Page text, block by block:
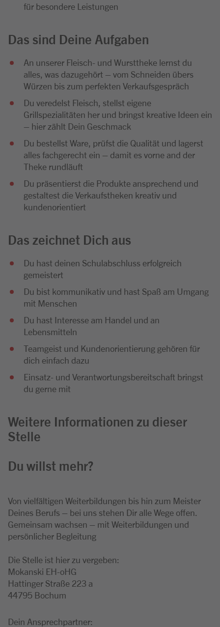
für besondere Leistungen
Das sind Deine Aufgaben
An unserer Fleisch- und Wursttheke lernst du
alles, was dazugehört – vom Schneiden übers
Würzen bis zum perfekten Verkaufsgespräch
Du veredelst Fleisch, stellst eigene
Grillspezialitäten her und bringst kreative Ideen ein
– hier zählt Dein Geschmack
Du bestellst Ware, prüfst die Qualität und lagerst
alles fachgerecht ein – damit es vorne and der
Theke rundläuft
Du präsentierst die Produkte ansprechend und
gestaltest die Verkaufstheken kreativ und
kundenorientiert
Das zeichnet Dich aus
Du hast deinen Schulabschluss erfolgreich
gemeistert
Du bist kommunikativ und hast Spaß am Umgang
mit Menschen
Du hast Interesse am Handel und an
Lebensmitteln
Teamgeist und Kundenorientierung gehören für
dich einfach dazu
Einsatz- und Verantwortungsbereitschaft bringst
du gerne mit
Weitere Informationen zu dieser
Stelle
Du willst mehr?
Von vielfältigen Weiterbildungen bis hin zum Meister
Deines Berufs – bei uns stehen Dir alle Wege offen.
Gemeinsam wachsen – mit Weiterbildungen und
persönlicher Begleitung
Die Stelle ist hier zu vergeben:
Mokanski EH-oHG
Hattinger Straße 223 a
44795 Bochum
Dein Ansprechpartner: